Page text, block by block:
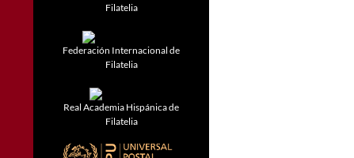
Filatelia
Federación Internacional de
Filatelia
Real Academia Hispánica de
Filatelia